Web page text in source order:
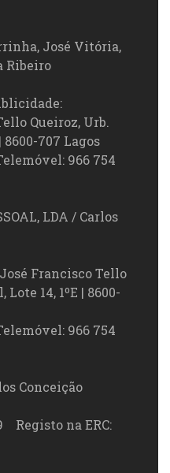
José Vitória,
Ribeiro
Queiroz, Urb.
8600-707 Lagos
966 754
LDA / Carlos
Francisco Tello
14, 1ºE | 8600-
966 754
Conceição
Registo na ERC: